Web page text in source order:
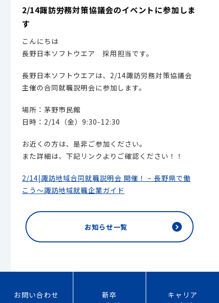
2/14諏訪労務対策協議会のイベントに参加しま
す
こんにちは
長野日本ソフトウエア 採用担当です。
長野日本ソフトウエアは、2/14諏訪労務対策協議会
主催の合同就職説明会に参加します。
場所：茅野市民館
日時：2/14（金）9:30-12:30
お近くの方は、是非ご参加ください。
また詳細は、下記リンクよりご確認ください！！
2/14|諏訪地域合同就職説明会 開催！ – 長野県で働
こう〜諏訪地域就職企業ガイド
お知らせ一覧
お問い合わせ
新卒
キャリア